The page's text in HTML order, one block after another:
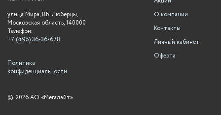
О компании
Контакты
Личный кабинет
Оферта
улица Мира, 8Б, Люберцы,
Московская область, 140000
Телефон:
+7 (495) 36-36-678
Политика
конфиденциальности
© 2026 АО «Мегалайт»